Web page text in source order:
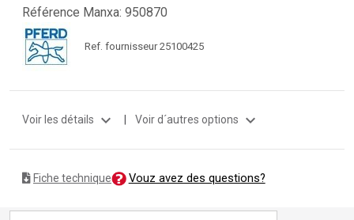
Référence Manxa: 950870
Ref. fournisseur 25100425
Voir les détails expand_more | Voir d´autres options expand_more
Fiche technique Vouz avez des questions?